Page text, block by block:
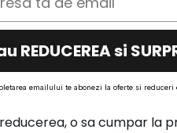
PRODUSE SIMILARE
REDUCEREA si
emailului te abonezi la oferte si reduceri
o sa cumpar la